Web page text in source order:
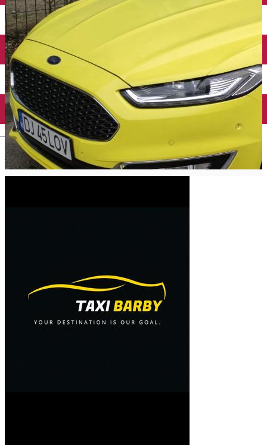
English
Închirieri auto
Închirieri biciclete
Încărcare vehicule electrice